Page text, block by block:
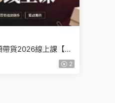
貨2026線上課【畫
2